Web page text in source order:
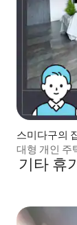
스미다구의
대형 개인 주
기타 휴